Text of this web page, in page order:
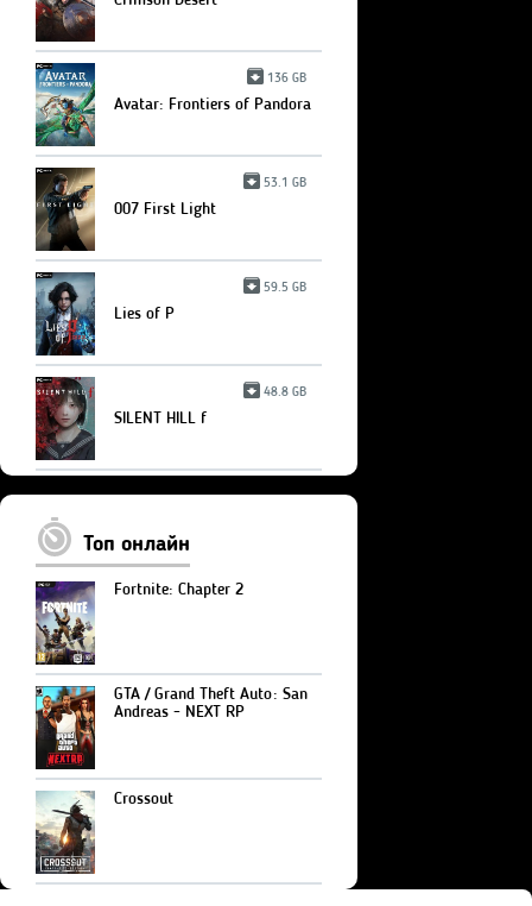
136 GB
Avatar: Frontiers of Pandora
53.1 GB
007 First Light
59.5 GB
Lies of P
48.8 GB
SILENT HILL f
Топ онлайн
Fortnite: Chapter 2
GTA / Grand Theft Auto: San
Andreas - NEXT RP
Crossout